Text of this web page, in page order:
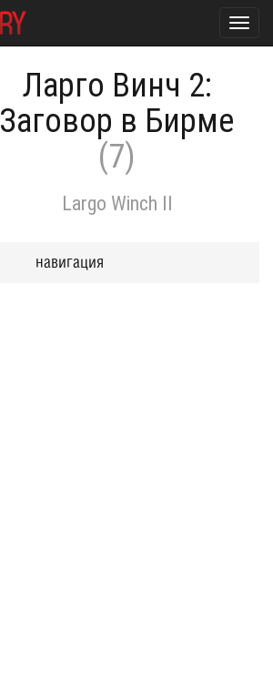
Ларго Винч 2:
Заговор в Бирме
(7)
Largo Winch II
навигация